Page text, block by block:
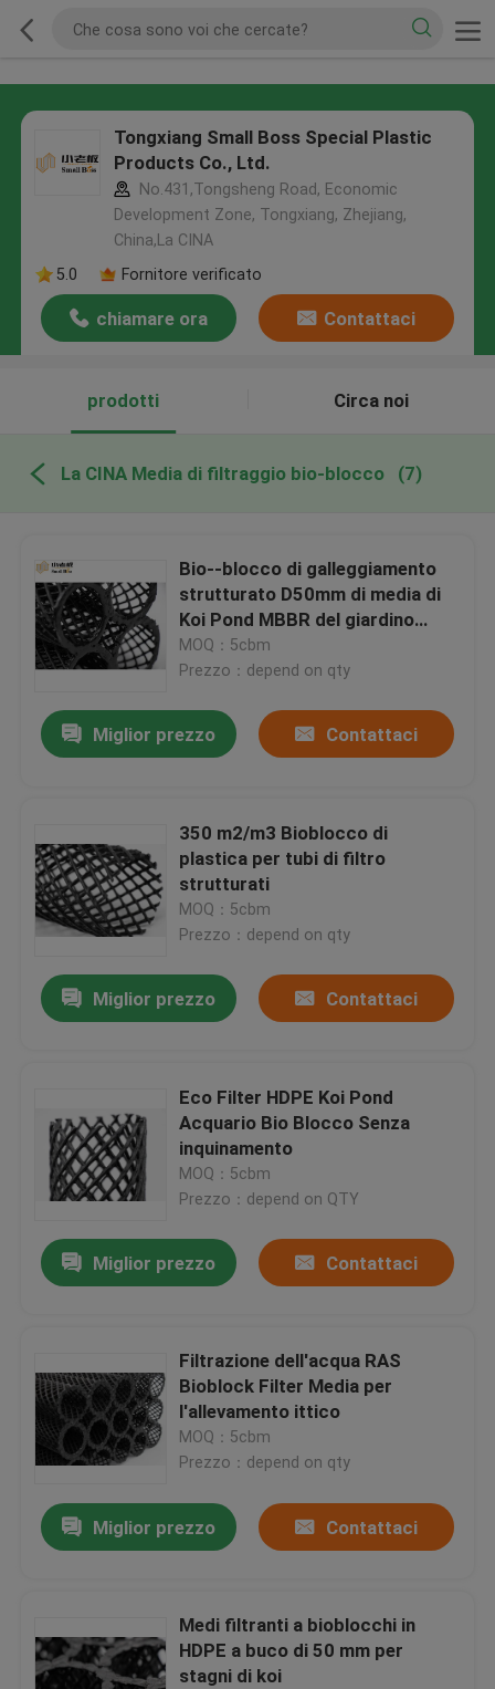
Tongxiang Small Boss Special Plastic
Products Co., Ltd.
No.431,Tongsheng Road, Economic
Development Zone, Tongxiang, Zhejiang,
China,La CINA
5.0
Fornitore verificato
chiamare ora Contattaci
prodotti Circa noi
La CINA Media di filtraggio bio-blocco (7)
Bio--blocco di galleggiamento
strutturato D50mm di media di
Koi Pond MBBR del giardino
strutturato acquario di Eco di
corpo filtrante
MOQ：5cbm
Prezzo：depend on qty
Miglior prezzo Contattaci
350 m2/m3 Bioblocco di
plastica per tubi di filtro
strutturati
MOQ：5cbm
Prezzo：depend on qty
Miglior prezzo Contattaci
Eco Filter HDPE Koi Pond
Acquario Bio Blocco Senza
inquinamento
MOQ：5cbm
Prezzo：depend on QTY
Miglior prezzo Contattaci
Filtrazione dell'acqua RAS
Bioblock Filter Media per
l'allevamento ittico
MOQ：5cbm
Prezzo：depend on qty
Miglior prezzo Contattaci
Medi filtranti a bioblocchi in
HDPE a buco di 50 mm per
stagni di koi